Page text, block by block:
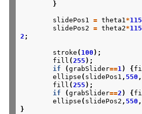
}
slidePos1 = theta1*115
slidePos2
= theta2*115
2 ;
stroke ( 100 );
fill (255 );
if
(grabSlider==1) {
ellipse ( slidePos1 , 550 ,
fill (255 );
if
(grabSlider==2 ) {
ellipse ( slidePos2 , 550 ,
}